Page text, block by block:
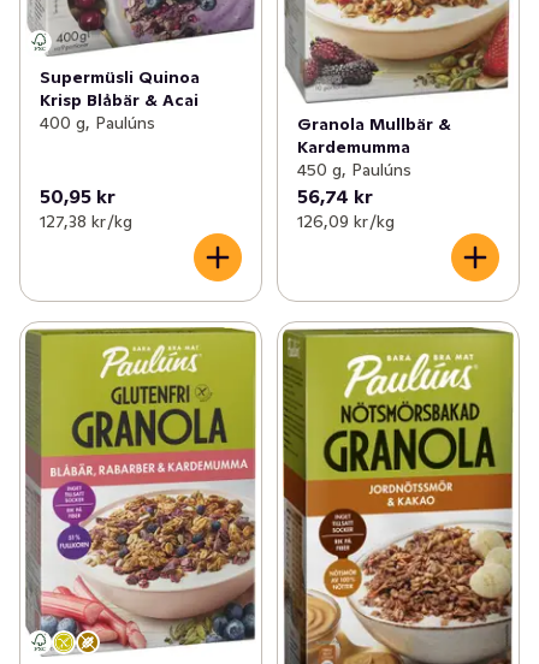
Supermüsli Quinoa
Krisp Blåbär & Acai
400 g, Paulúns
50,95 kr
127,38 kr /kg
Granola Mullbär &
Kardemumma
450 g, Paulúns
56,74 kr
126,09 kr /kg